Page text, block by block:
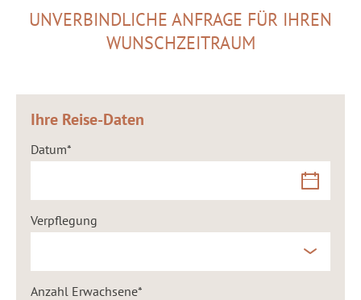
UNVERBINDLICHE ANFRAGE FÜR IHREN
WUNSCHZEITRAUM
Ihre Reise-Daten
Datum
Verpflegung
Anzahl Erwachsene